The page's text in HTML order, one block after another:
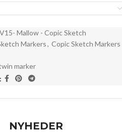
V15- Mallow - Copic Sketch
Markers, Copic Sketch Markers
marker
NYHEDER